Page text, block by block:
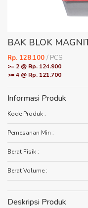
BAK BLOK
Rp. 128.100 / PCS
>= 2 @ Rp. 124.900
>= 4 @ Rp. 121.700
Informasi Produk
Kode Produk :
Pemesanan Min :
Berat Fisik :
Berat Volume :
Deskripsi Produk